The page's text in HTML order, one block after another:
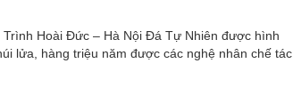
Hoài Đức – Hà Nội Đá Tự Nhiên được hình
lửa, hàng triệu năm được các nghệ nhân chế tác